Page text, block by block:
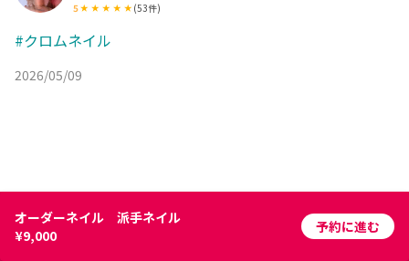
5 (53件)
#クロムネイル
2026/05/09
オーダーネイル 派手ネイル
¥9,000
予約に進む